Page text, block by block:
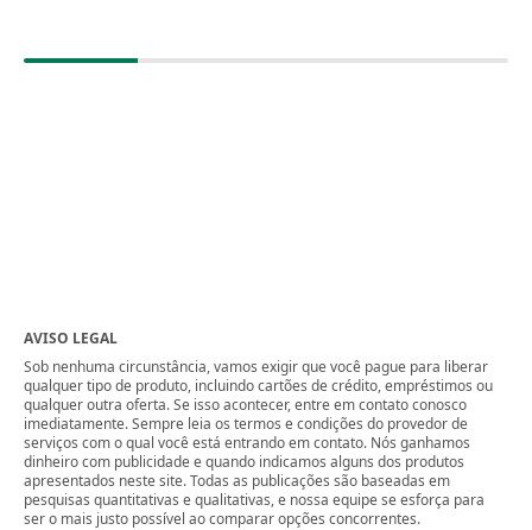
AVISO LEGAL
Sob nenhuma circunstância, vamos exigir que você pague para liberar
qualquer tipo de produto, incluindo cartões de crédito, empréstimos ou
qualquer outra oferta. Se isso acontecer, entre em contato conosco
imediatamente. Sempre leia os termos e condições do provedor de
serviços com o qual você está entrando em contato. Nós ganhamos
dinheiro com publicidade e quando indicamos alguns dos produtos
apresentados neste site. Todas as publicações são baseadas em
pesquisas quantitativas e qualitativas, e nossa equipe se esforça para
ser o mais justo possível ao comparar opções concorrentes.